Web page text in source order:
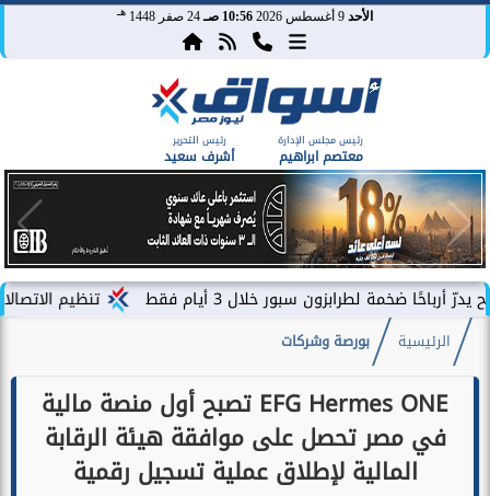
الأحد 10:56 صـ 24 صفر 1448 هـ
رئيس مجلس الإدارة
معتصم ابراهيم
رئيس التحرير
أشرف سعيد
تنظيم الاتصالات يصدر سبور خلال 3 أيام فقط
الرئيسية بورصة وشركات
EFG Hermes ONE تصبح أول منصة مالية
في مصر تحصل على موافقة هيئة الرقابة
المالية لإطلاق عملية تسجيل رقمية